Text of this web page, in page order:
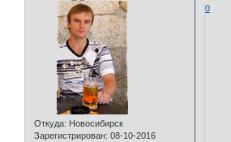
Откуда: Новосибирск
Зарегистрирован: 08-10-2016
0